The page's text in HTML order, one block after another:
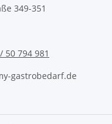
349-351
50 794 981
gastrobedarf.de